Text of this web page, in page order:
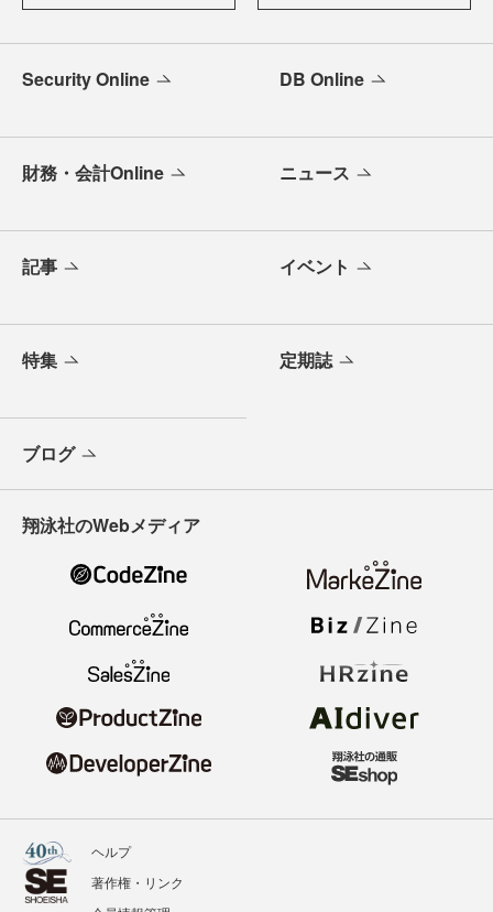
Security Online DB Online
財務・会計Online ニュース
記事 イベント
特集 定期誌
ブログ
翔泳社のWebメディア
ヘルプ
著作権・リンク